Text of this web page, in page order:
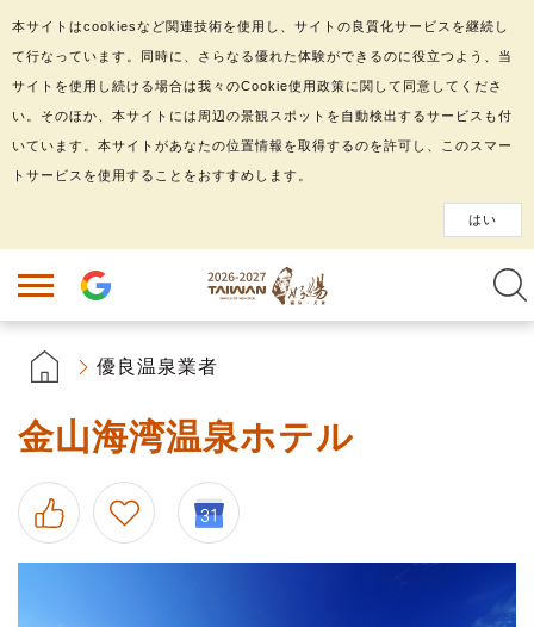
優良温泉業者
金山海湾温泉ホテル
本サイトはcookiesなど関連技術を使用し、サイトの良質化サービスを継続し
て行なっています。同時に、さらなる優れた体験ができるのに役立つよう、当
サイトを使用し続ける場合は我々のCookie使用政策に関して同意してくださ
い。そのほか、本サイトには周辺の景観スポットを自動検出するサービスも付
いています。本サイトがあなたの位置情報を取得するのを許可し、このスマー
トサービスを使用することをおすすめします。
はい